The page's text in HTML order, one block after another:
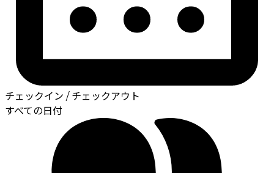
チェックイン / チェックアウト
すべての日付